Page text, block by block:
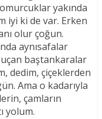
yakında
iyi ki de var. Erken
olur çoğun.
aynısafalar
baştankaralar
dedim, çiçeklerden
Ama o kadarıyla
çamların
yolum.